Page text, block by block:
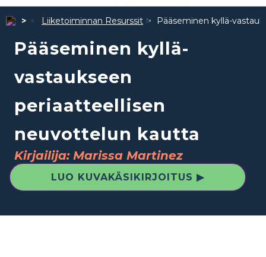
Liiketoiminnan Resurssit Pääseminen kyllä-
Pääseminen kyllä-
vastaukseen
periaatteellisen
neuvottelun kautta
Kirjailija: Marissa Martinez
LUO KUVAKÄSIKIRJOITUS ▶